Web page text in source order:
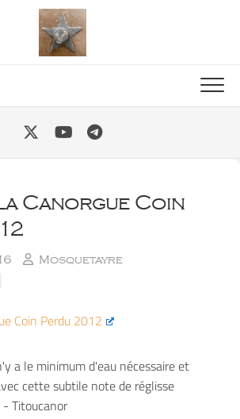
Canorgue Coin
Mosquetayre
Coin Perdu 2012
a le minimum d'eau nécessaire et
cette subtile note de réglisse
Titoucanor